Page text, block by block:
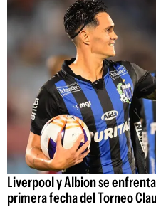
Liverpool y Albion se
primera fecha del Torneo